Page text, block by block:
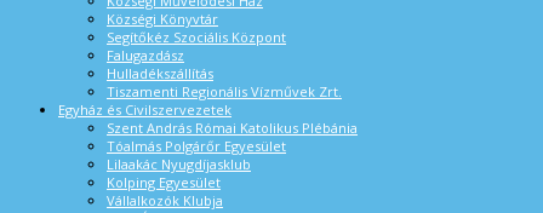
Községi Könyvtár
Segítőkéz Szociális Központ
Falugazdász
Hulladékszállítás
Tiszamenti Regionális Vízművek Zrt.
Egyház és Civilszervezetek
Szent András Római Katolikus Plébánia
Tóalmás Polgárőr Egyesület
Lilaakác Nyugdíjasklub
Kolping Egyesület
Vállalkozók Klubja